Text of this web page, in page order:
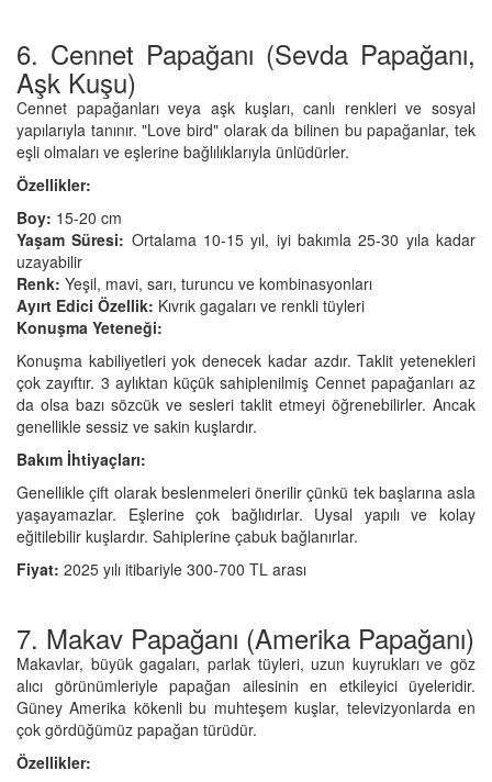
6. Cennet Papağanı (Sevda Papağanı,
Aşk Kuşu)
Cennet papağanları veya aşk kuşları, canlı renkleri ve sosyal
yapılarıyla tanınır. "Love bird" olarak da bilinen bu papağanlar, tek
eşli olmaları ve eşlerine bağlılıklarıyla ünlüdürler.
Özellikler:
Boy: 15-20 cm
Yaşam Süresi: Ortalama 10-15 yıl, iyi bakımla 25-30 yıla kadar
uzayabilir
Renk: Yeşil, mavi, sarı, turuncu ve kombinasyonları
Ayırt Edici Özellik: Kıvrık gagaları ve renkli tüyleri
Konuşma Yeteneği:
Konuşma kabiliyetleri yok denecek kadar azdır. Taklit yetenekleri
çok zayıftır. 3 aylıktan küçük sahiplenilmiş Cennet papağanları az
da olsa bazı sözcük ve sesleri taklit etmeyi öğrenebilirler. Ancak
genellikle sessiz ve sakin kuşlardır.
Bakım İhtiyaçları:
Genellikle çift olarak beslenmeleri önerilir çünkü tek başlarına asla
yaşayamazlar. Eşlerine çok bağlıdırlar. Uysal yapılı ve kolay
eğitilebilir kuşlardır. Sahiplerine çabuk bağlanırlar.
Fiyat: 2025 yılı itibariyle 300-700 TL arası
7. Makav Papağanı (Amerika Papağanı)
Makavlar, büyük gagaları, parlak tüyleri, uzun kuyrukları ve göz
alıcı görünümleriyle papağan ailesinin en etkileyici üyeleridir.
Güney Amerika kökenli bu muhteşem kuşlar, televizyonlarda en
çok gördüğümüz papağan türüdür.
Özellikler: